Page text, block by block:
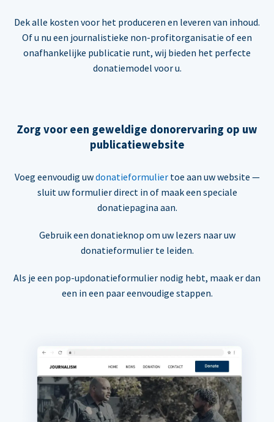
Dek alle kosten voor het produceren en leveren van inhoud.
Of u nu een journalistieke non-profitorganisatie of een
onafhankelijke publicatie runt, wij bieden het perfecte
donatiemodel voor u.
Zorg voor een geweldige donorervaring op uw
publicatiewebsite
Voeg eenvoudig uwdonatieformuliertoe aan uw website —
sluit uw formulier direct in of maak een speciale
donatiepagina aan.
Gebruik een donatieknop om uw lezers naar uw
donatieformulier te leiden.
Als je een pop-updonatieformulier nodig hebt, maak er dan
een in een paar eenvoudige stappen.